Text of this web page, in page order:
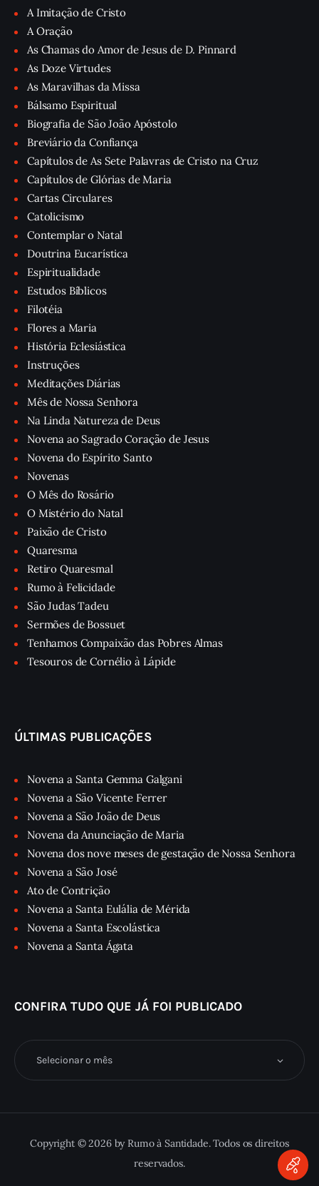
A Imitação de Cristo
A Oração
As Chamas do Amor de Jesus de D. Pinnard
As Doze Virtudes
As Maravilhas da Missa
Bálsamo Espiritual
Biografia de São João Apóstolo
Breviário da Confiança
Capítulos de As Sete Palavras de Cristo na Cruz
Capítulos de Glórias de Maria
Cartas Circulares
Catolicismo
Contemplar o Natal
Doutrina Eucarística
Espiritualidade
Estudos Bíblicos
Filotéia
Flores a Maria
História Eclesiástica
Instruções
Meditações Diárias
Mês de Nossa Senhora
Na Linda Natureza de Deus
Novena ao Sagrado Coração de Jesus
Novena do Espírito Santo
Novenas
O Mês do Rosário
O Mistério do Natal
Paixão de Cristo
Quaresma
Retiro Quaresmal
Rumo à Felicidade
São Judas Tadeu
Sermões de Bossuet
Tenhamos Compaixão das Pobres Almas
Tesouros de Cornélio à Lápide
ÚLTIMAS PUBLICAÇÕES
Novena a Santa Gemma Galgani
Novena a São Vicente Ferrer
Novena a São João de Deus
Novena da Anunciação de Maria
Novena dos nove meses de gestação de Nossa Senhora
Novena a São José
Ato de Contrição
Novena a Santa Eulália de Mérida
Novena a Santa Escolástica
Novena a Santa Ágata
CONFIRA TUDO QUE JÁ FOI PUBLICADO
Confira
tudo
publicado
Copyright © 2026 by Rumo à Santidade. Todos os direitos
reservados.